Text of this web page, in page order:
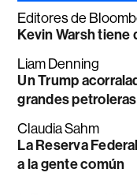
Editores de
Kevin Warsh tiene
Liam Denning
Un Trump
grandes petroleras
Claudia Sahm
La Reserva
a la gente común